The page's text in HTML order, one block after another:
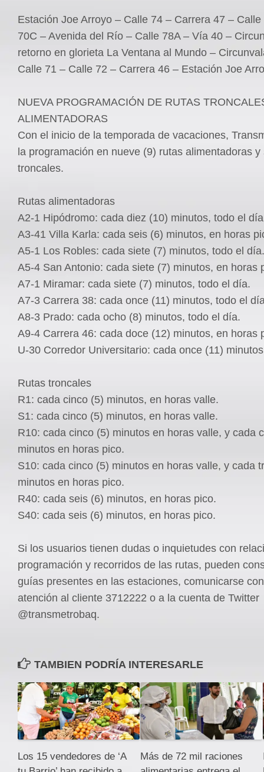
Estación Joe Arroyo – Calle 74 – Carrera 47 –
70C – Avenida del Río – Calle 78A – Vía 40 –
retorno en glorieta La Ventana al Mundo –
Calle 71 – Calle 72 – Carrera 46 – Estación Joe
NUEVA PROGRAMACIÓN DE RUTAS
ALIMENTADORAS
Con el inicio de la temporada de vacaciones,
la programación en nueve (9) rutas alimentadoras y
troncales.
Rutas alimentadoras
A2-1 Hipódromo: cada diez (10) minutos, todo el
A3-41 Villa Karla: cada seis (6) minutos, en horas
A5-1 Los Robles: cada siete (7) minutos, todo el día.
A5-4 San Antonio: cada siete (7) minutos, en horas
A7-1 Miramar: cada siete (7) minutos, todo el día.
A7-3 Carrera 38: cada once (11) minutos, todo el
A8-3 Prado: cada ocho (8) minutos, todo el día.
A9-4 Carrera 46: cada doce (12) minutos, en horas
U-30 Corredor Universitario: cada once (11)
Rutas troncales
R1: cada cinco (5) minutos, en horas valle.
S1: cada cinco (5) minutos, en horas valle.
R10: cada cinco (5) minutos en horas valle, y cada
minutos en horas pico.
S10: cada cinco (5) minutos en horas valle, y cada
minutos en horas pico.
R40: cada seis (6) minutos, en horas pico.
S40: cada seis (6) minutos, en horas pico.
Si los usuarios tienen dudas o inquietudes con
programación y recorridos de las rutas, pueden
guías presentes en las estaciones, comunicarse
atención al cliente 3712222 o a la cuenta de Twitter
@transmetrobaq.
TAMBIEN PODRÍA INTERESARLE
Los 15 vendedores de ‘A
Más de 72 mil raciones